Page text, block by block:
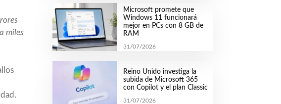
miles
Microsoft promete que
Windows 11 funcionará
mejor en PCs con 8 GB de
RAM
31/07/2026
Reino Unido investiga la
subida de Microsoft 365
con Copilot y el plan Classic
31/07/2026